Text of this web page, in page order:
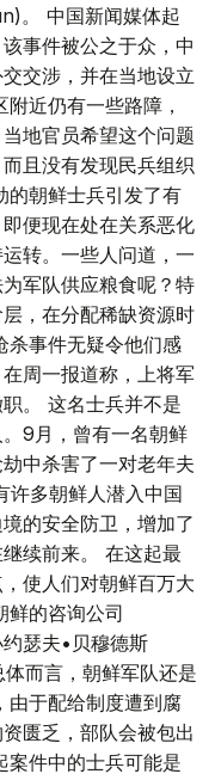
。 中国新闻媒体起
事件被公之于众，中
交涉，并在当地设立
近仍有一些路障，
地官员希望这个问题
且没有发现民兵组织
的朝鲜士兵引发了有
便现在处在关系恶化
转。一些人问道，一
军队供应粮食呢？特
，在分配稀缺资源时
杀事件无疑令他们感
周一报道称，上将军
。 这名士兵并不是
9月，曾有一名朝鲜
中杀害了一对老年夫
许多朝鲜人潜入中国
的安全防卫，增加了
续前来。 在这起最
使人们对朝鲜百万大
鲜的咨询公司
瑟夫•贝穆德斯
而言，朝鲜军队还是
由于配给制度遭到腐
匮乏，部队会被包出
案件中的士兵可能是